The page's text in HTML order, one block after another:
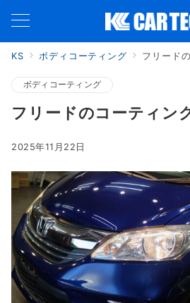
KS ボディコーティング フリード
ボディコーティング
フリードのコーティン
2025年11月22日